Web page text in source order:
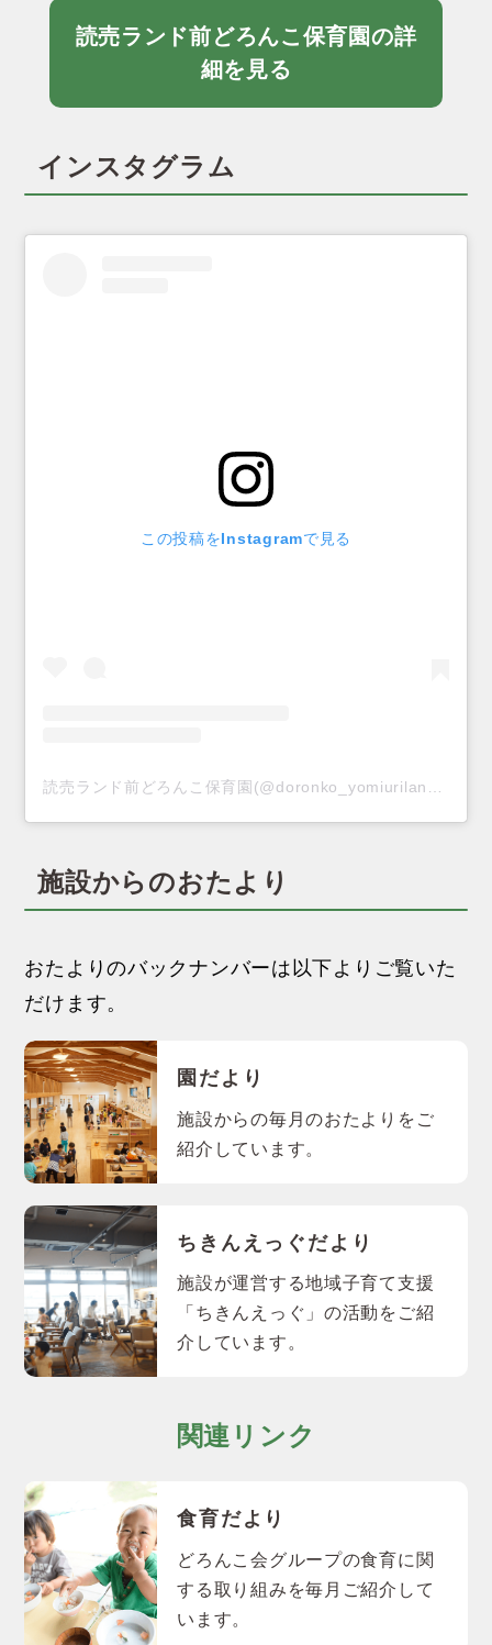
読売ランド前どろんこ保育園の詳
細を見る
インスタグラム
この投稿をInstagramで見る
読売ランド前どろんこ保育園(@doronko_yomiurilandmae)がシェアした投稿
施設からのおたより
おたよりのバックナンバーは以下よりご覧いた
だけます。
園だより
施設からの毎月のおたよりをご
紹介しています。
ちきんえっぐだより
施設が運営する地域子育て支援
「ちきんえっぐ」の活動をご紹
介しています。
関連リンク
食育だより
どろんこ会グループの食育に関
する取り組みを毎月ご紹介して
います。